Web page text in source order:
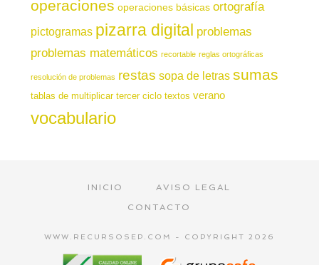
operaciones operaciones básicas ortografía
pictogramas pizarra digital problemas
problemas matemáticos recortable reglas ortográficas
resolución de problemas restas sopa de letras sumas
tablas de multiplicar tercer ciclo textos verano
vocabulario
INICIO
AVISO LEGAL
CONTACTO
WWW.RECURSOSEP.COM - COPYRIGHT 2026